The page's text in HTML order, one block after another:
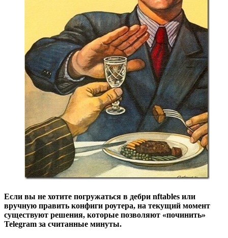
Если вы не хотите погружаться в дебри nftables или
вручную править конфиги роутера, на текущий момент
существуют решения, которые позволяют «починить»
Telegram за считанные минуты.